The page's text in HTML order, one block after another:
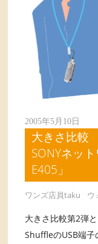
2005年5月10日
大きさ比較
SONYネッ
E405」
ワンズ店員taku ウ
大きさ比較第2弾
ShuffleのUSB端子